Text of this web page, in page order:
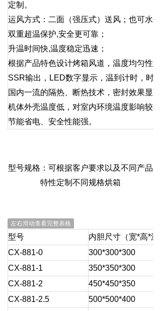
定制。
运风方式：二面（强压式）送风；也可水平
双重超温保护,安全更可靠；
升温时间快,温度稳定迅速；
根据产品特色设计烤箱风道，温度均匀性好
SSR输出，LED数字显示，温到计时，时到
国内一流的隔热、断热技术，密封效果显著
机体外壳温度低，对室内环境温度影响较小
节能省电、安全性能强。
型号规格：可根据客户要求以及不同产品
特性定制不同规格烘箱
左右滑动查看完整表格
型号
内胆尺寸（宽*高*深
CX-881-0
300*300*300
CX-881-1
350*350*300
CX-881-2
450*450*350
CX-881-2.5
500*500*400